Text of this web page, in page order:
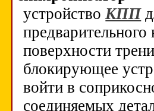
устройствоКПП
поверхности
блокирующее
войти в
соединяемых